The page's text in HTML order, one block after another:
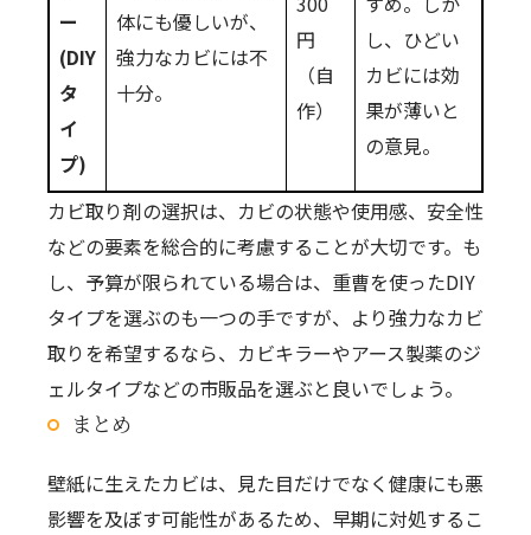
ー
(DIY
タ
イ
プ)
体にも優しいが、
強力なカビには不
十分。
円
（自
作）
し、ひどい
カビには効
果が薄いと
の意見。
カビ取り剤の選択は、カビの状態や使用感、安全性
などの要素を総合的に考慮することが大切です。も
し、予算が限られている場合は、重曹を使ったDIY
タイプを選ぶのも一つの手ですが、より強力なカビ
取りを希望するなら、カビキラーやアース製薬のジ
ェルタイプなどの市販品を選ぶと良いでしょう。
まとめ
壁紙に生えたカビは、見た目だけでなく健康にも悪
影響を及ぼす可能性があるため、早期に対処するこ